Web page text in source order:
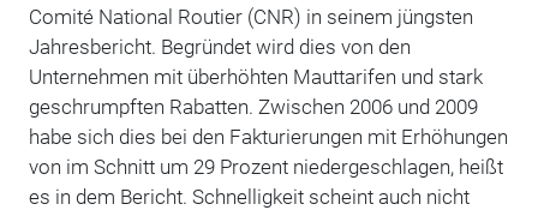
Comité National Routier (CNR) in seinem jüngsten
Jahresbericht. Begründet wird dies von den
Unternehmen mit überhöhten Mauttarifen und stark
geschrumpften Rabatten. Zwischen 2006 und 2009
habe sich dies bei den Fakturierungen mit Erhöhungen
von im Schnitt um 29 Prozent niedergeschlagen, heißt
es in dem Bericht. Schnelligkeit scheint auch nicht